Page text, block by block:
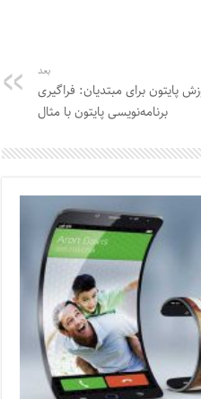
بعد
پایتون برای مبتدیان: فراگیری
برنامه‌نویسی پایتون با مثال